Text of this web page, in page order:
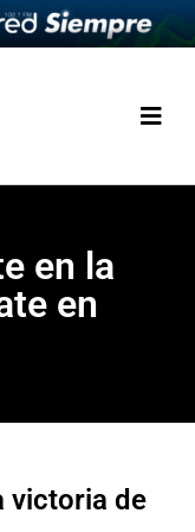
en la
en
victoria de